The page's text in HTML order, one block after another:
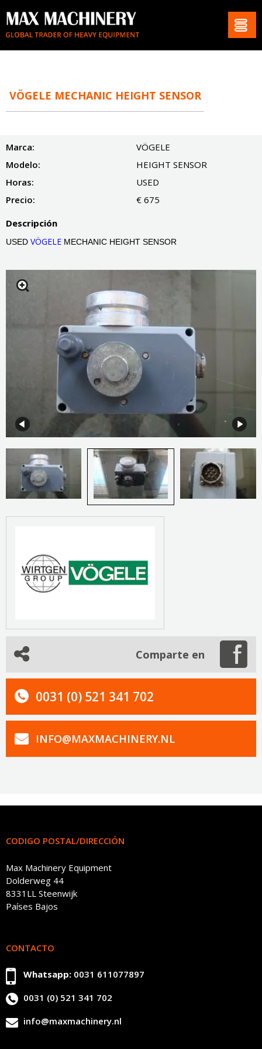
VÖGELE MECHANIC HEIGHT SENSOR
Marca:
VÖGELE
Modelo:
HEIGHT SENSOR
Horas:
USED
Precio:
€ 675
Descripción
USED VÖGELE MECHANIC HEIGHT SENSOR
Comparte en
0031 (0) 521 341 702
INFO@MAXMACHINERY.NL
CODIGO POSTAL/DIRECCIÓN
Max Machinery Equipment
Dolderweg 44
8331LL Steenwijk
Países Bajos
CONTACTO
Whatsapp: 0031 611077897
0031 (0) 521 341 702
info@maxmachinery.nl